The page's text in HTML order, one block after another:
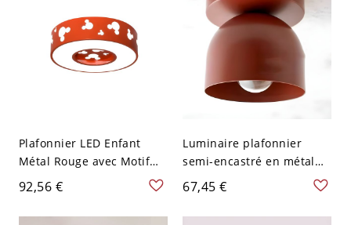
Plafonnier LED Enfant
Métal Rouge avec Motif
Souris en Lumière
Blanche, 16" L
92,56 €
Luminaire plafonnier
semi-encastré en métal
élégant avec abat-jour en
fer vers le bas pour les
maisons modernes - 110
67,45 €